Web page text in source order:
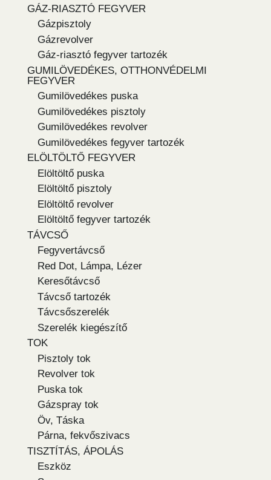
GÁZ-RIASZTÓ FEGYVER
Gázpisztoly
Gázrevolver
Gáz-riasztó fegyver tartozék
GUMILÖVEDÉKES, OTTHONVÉDELMI
FEGYVER
Gumilövedékes puska
Gumilövedékes pisztoly
Gumilövedékes revolver
Gumilövedékes fegyver tartozék
ELÖLTÖLTŐ FEGYVER
Elöltöltő puska
Elöltöltő pisztoly
Elöltöltő revolver
Elöltöltő fegyver tartozék
TÁVCSŐ
Fegyvertávcső
Red Dot, Lámpa, Lézer
Keresőtávcső
Távcső tartozék
Távcsőszerelék
Szerelék kiegészítő
TOK
Pisztoly tok
Revolver tok
Puska tok
Gázspray tok
Öv, Táska
Párna, fekvőszivacs
TISZTÍTÁS, ÁPOLÁS
Eszköz